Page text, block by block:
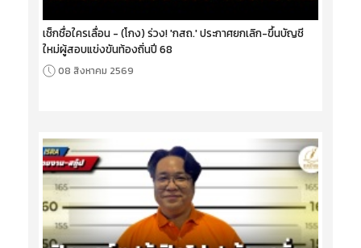
เช็กชื่อใครเลื่อน - (โกง) ร่วง! 'กสถ.' ประกาศยกเลิก-ขึ้นบัญชี
ใหม่ผู้สอบแข่งขันท้องถิ่นปี 68
08 สิงหาคม 2569